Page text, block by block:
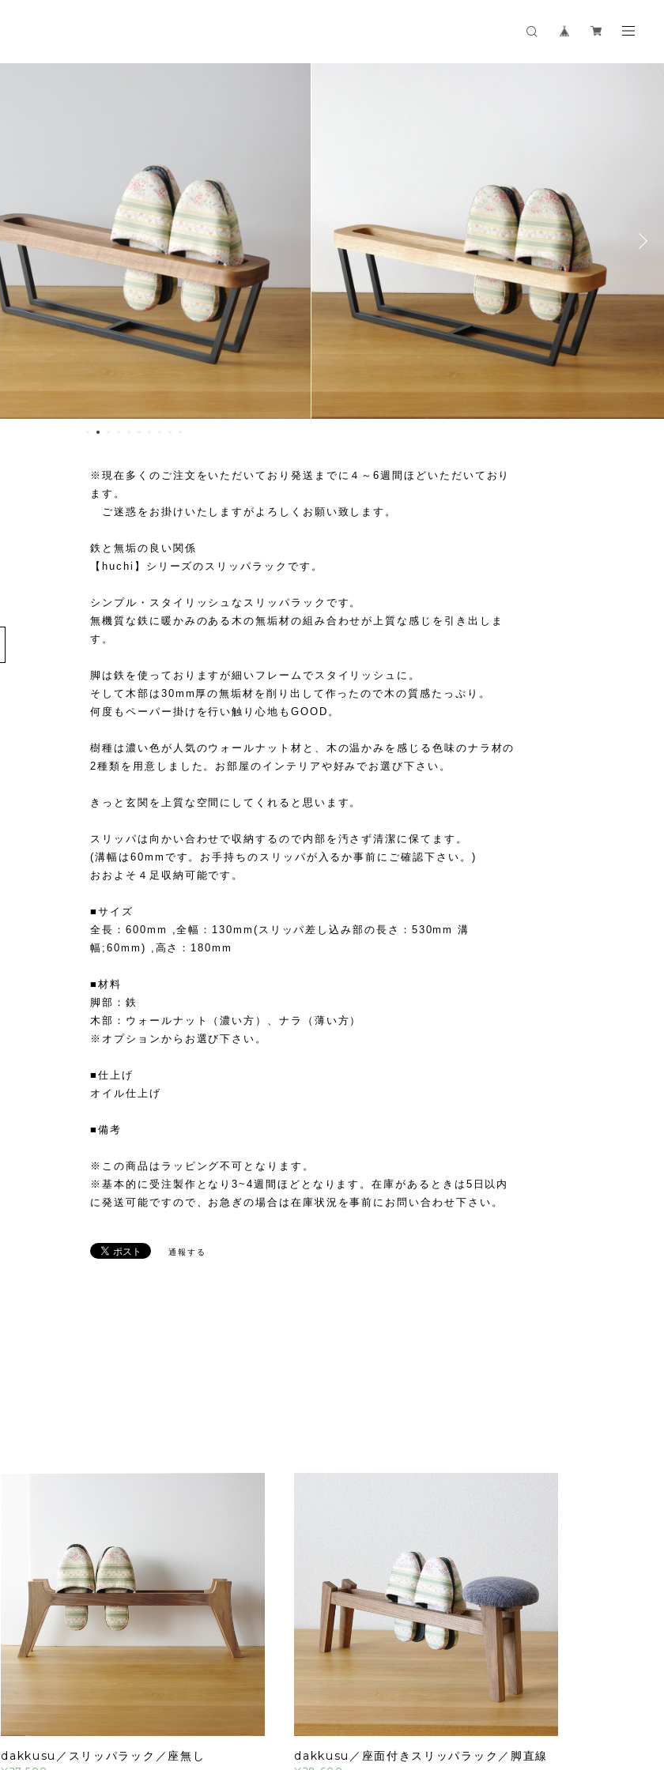
※現在多くのご注文をいただいており発送までに４～6週間ほどいただいており
ます。
ご迷惑をお掛けいたしますがよろしくお願い致します。
鉄と無垢の良い関係
【huchi】シリーズのスリッパラックです。
シンプル・スタイリッシュなスリッパラックです。
無機質な鉄に暖かみのある木の無垢材の組み合わせが上質な感じを引き出しま
す。
脚は鉄を使っておりますが細いフレームでスタイリッシュに。
そして木部は30mm厚の無垢材を削り出して作ったので木の質感たっぷり。
何度もペーパー掛けを行い触り心地もGOOD。
樹種は濃い色が人気のウォールナット材と、木の温かみを感じる色味のナラ材の
2種類を用意しました。お部屋のインテリアや好みでお選び下さい。
きっと玄関を上質な空間にしてくれると思います。
スリッパは向かい合わせで収納するので内部を汚さず清潔に保てます。
(溝幅は60mmです。お手持ちのスリッパが入るか事前にご確認下さい。)
おおよそ４足収納可能です。
■サイズ
全長：600mm ,全幅：130mm(スリッパ差し込み部の長さ：530mm 溝
幅;60mm) ,高さ：180mm
■材料
脚部：鉄
木部：ウォールナット（濃い方）、ナラ（薄い方）
※オプションからお選び下さい。
■仕上げ
オイル仕上げ
■備考
※この商品はラッピング不可となります。
※基本的に受注製作となり3~4週間ほどとなります。在庫があるときは5日以内
に発送可能ですので、お急ぎの場合は在庫状況を事前にお問い合わせ下さい。
通報する
dakkusu／スリッパラック／座無し dakkusu／座面付きスリッパラック／脚直線